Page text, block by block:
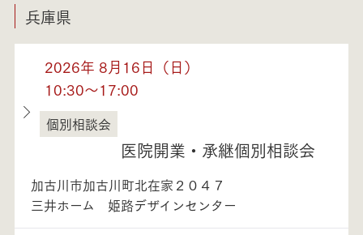
兵庫県
2026年 8月16日（日）
10:30～17:00
兵庫県
個別相談会
医院開業・承継個別相談会
加古川市加古川町北在家２０４７
三井ホーム 姫路デザインセンター